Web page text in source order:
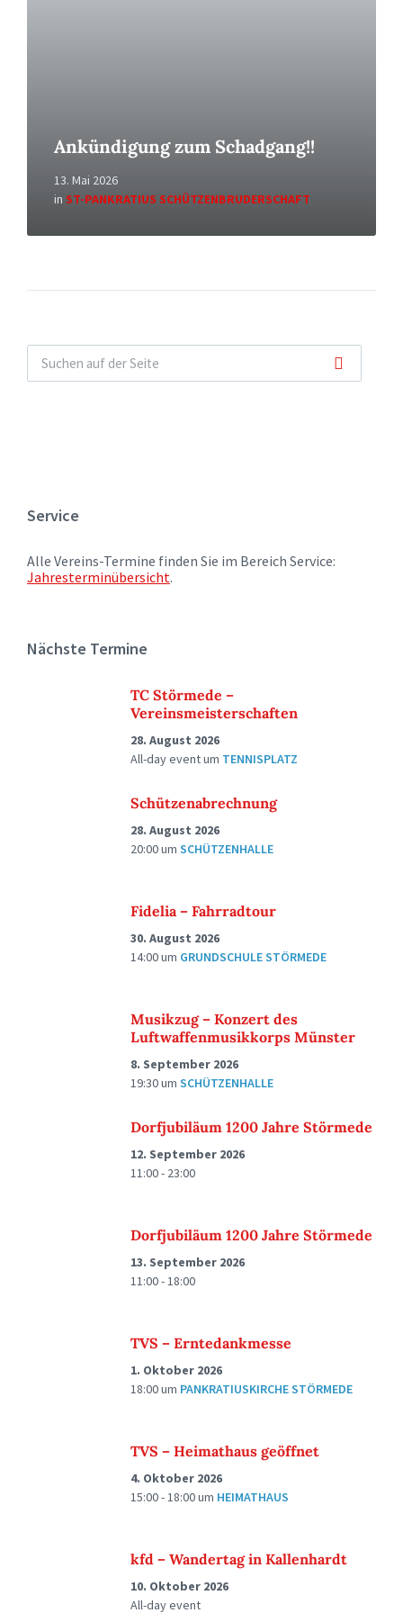
Ankündigung zum Schadgang!!
13. Mai 2026
in ST-PANKRATIUS SCHÜTZENBRUDERSCHAFT
Service
Alle Vereins-Termine finden Sie im Bereich Service:
Jahresterminübersicht.
Nächste Termine
TC Störmede –
Vereinsmeisterschaften
28. August 2026
All-day eventum TENNISPLATZ
Schützenabrechnung
28. August 2026
20:00um SCHÜTZENHALLE
Fidelia – Fahrradtour
30. August 2026
14:00um GRUNDSCHULE STÖRMEDE
Musikzug – Konzert des
Luftwaffenmusikkorps Münster
8. September 2026
19:30um SCHÜTZENHALLE
Dorfjubiläum 1200 Jahre Störmede
12. September 2026
11:00 - 23:00
Dorfjubiläum 1200 Jahre Störmede
13. September 2026
11:00 - 18:00
TVS – Erntedankmesse
1. Oktober 2026
18:00um PANKRATIUSKIRCHE STÖRMEDE
TVS – Heimathaus geöffnet
4. Oktober 2026
15:00 - 18:00um HEIMATHAUS
kfd – Wandertag in Kallenhardt
10. Oktober 2026
All-day event